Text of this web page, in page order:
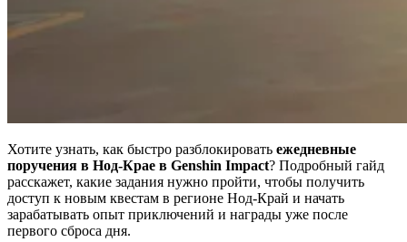
Хотите узнать, как быстро разблокировать ежедневные
поручения в Нод-Крае в Genshin Impact? Подробный гайд
расскажет, какие задания нужно пройти, чтобы получить
доступ к новым квестам в регионе Нод-Край и начать
зарабатывать опыт приключений и награды уже после
первого сброса дня.